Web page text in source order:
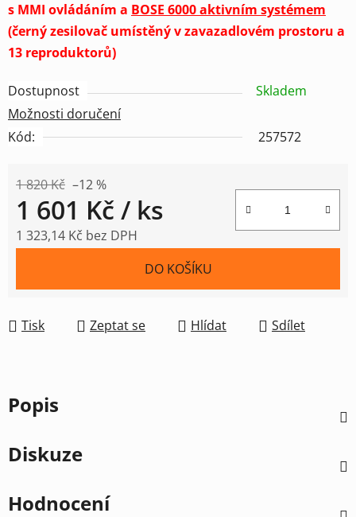
s MMI ovládáním a BOSE 6000 aktivním systémem
(černý zesilovač umístěný v zavazadlovém prostoru a
13 reproduktorů)
Dostupnost
Skladem
Možnosti doručení
Kód:
257572
1 820 Kč –12 %
1 601 Kč / ks
1 323,14 Kč bez DPH
DO KOŠÍKU
Tisk Zeptat se Hlídat Sdílet
Popis
Diskuze
Hodnocení